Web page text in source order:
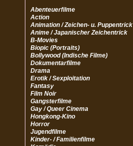
Abenteuerfilme
Action
Animation / Zeichen- u. Puppentrick
Anime / Japanischer Zeichentrick
B-Movies
Biopic (Portraits)
Bollywood (Indische Filme)
Dokumentarfilme
Drama
Erotik / Sexploitation
Fantasy
Film Noir
Gangsterfilme
Gay / Queer Cinema
Hongkong-Kino
Horror
Jugendfilme
Kinder- / Familienfilme